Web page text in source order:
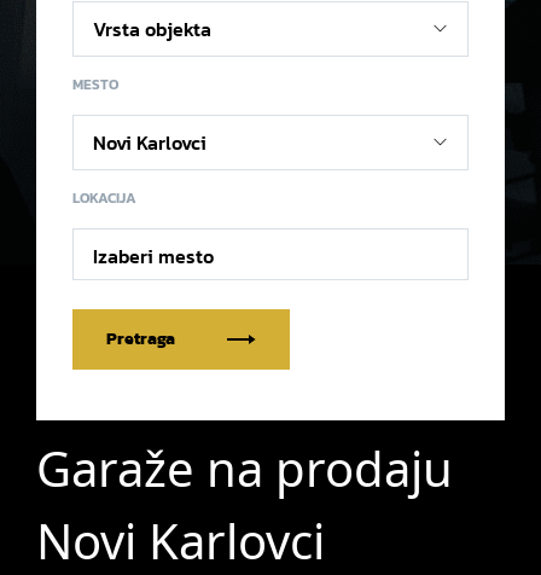
MESTO
LOKACIJA
Izaberi mesto
Pretraga
Garaže na prodaju
Novi Karlovci